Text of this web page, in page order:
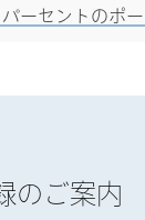
ーセントのポ
のご案内